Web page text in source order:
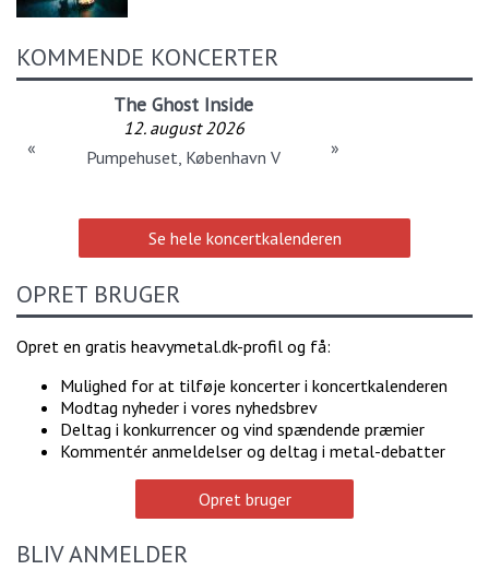
KOMMENDE KONCERTER
The Ghost Inside
12. august 2026
Pumpehuset, København V
« »
Se hele koncertkalenderen
OPRET BRUGER
Opret en gratis heavymetal.dk-profil og få:
Mulighed for at tilføje koncerter i koncertkalenderen
Modtag nyheder i vores nyhedsbrev
Deltag i konkurrencer og vind spændende præmier
Kommentér anmeldelser og deltag i metal-debatter
Opret bruger
BLIV ANMELDER